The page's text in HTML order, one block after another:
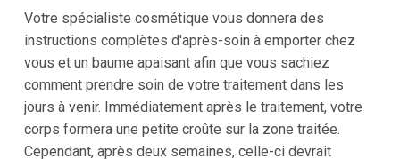
Votre spécialiste cosmétique vous donnera des
instructions complètes d'après-soin à emporter chez
vous et un baume apaisant afin que vous sachiez
comment prendre soin de votre traitement dans les
jours à venir. Immédiatement après le traitement, votre
corps formera une petite croûte sur la zone traitée.
Cependant, après deux semaines, celle-ci devrait